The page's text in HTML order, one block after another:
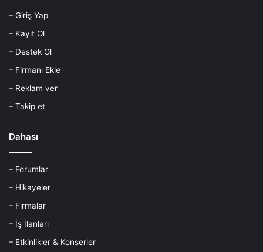
– Giriş Yap
– Kayıt Ol
– Destek Ol
– Firmanı Ekle
– Reklam ver
– Takip et
Dahası
– Forumlar
– Hikayeler
– Firmalar
– İş İlanları
– Etkinlikler & Konserler